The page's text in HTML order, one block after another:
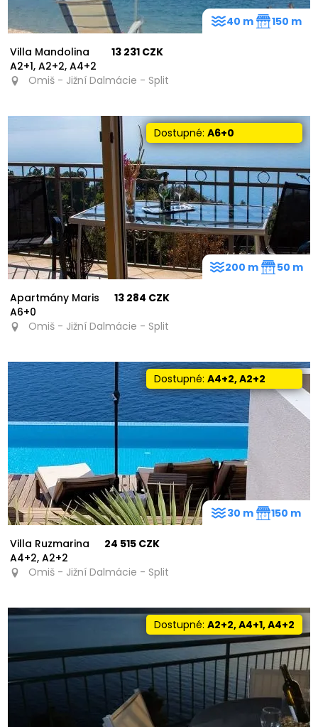
Villa Mandolina
A2+1, A2+2, A4+2
13 231 CZK
Omiš - Jižní Dalmácie - Split
40 m 150 m
Dostupné:A6+0
Apartmány Maris
A6+0
13 284 CZK
Omiš - Jižní Dalmácie - Split
200 m 50 m
Dostupné:A4+2, A2+2
Villa Ruzmarina
A4+2, A2+2
24 515 CZK
Omiš - Jižní Dalmácie - Split
30 m 150 m
Dostupné:A2+2, A4+1, A4+2